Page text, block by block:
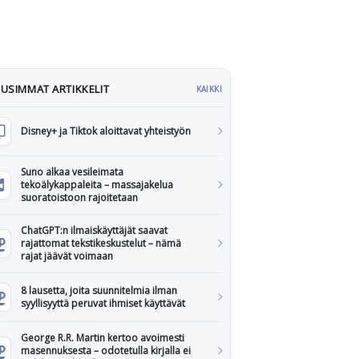
ARTIKKELIT KAIKKI
Disney+ ja Tiktok aloittavat yhteistyön
Suno alkaa vesileimata
tekoälykappaleita – massajakelua
suoratoistoon rajoitetaan
ChatGPT:n ilmaiskäyttäjät saavat
rajattomat tekstikeskustelut – nämä
rajat jäävät voimaan
8 lausetta, joita suunnitelmia ilman
syyllisyyttä peruvat ihmiset käyttävät
George R.R. Martin kertoo avoimesti
masennuksesta – odotetulla kirjalla ei